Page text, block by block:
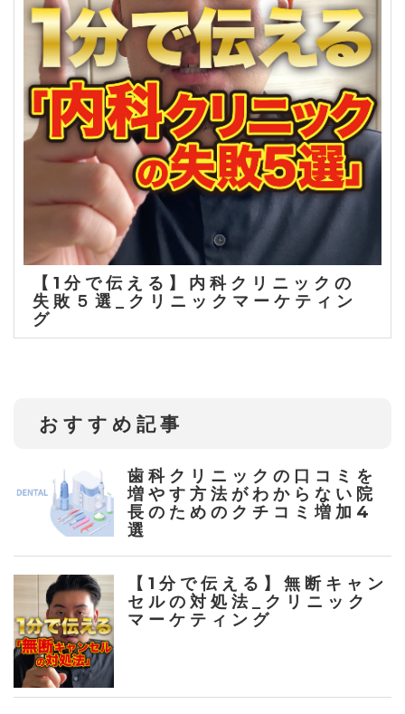
【1分で伝える】内科クリニックの
失敗５選_クリニックマーケティン
グ
おすすめ記事
歯科クリニックの口コミを
増やす方法がわからない院
長のためのクチコミ増加4
選
【1分で伝える】無断キャン
セルの対処法_クリニック
マーケティング